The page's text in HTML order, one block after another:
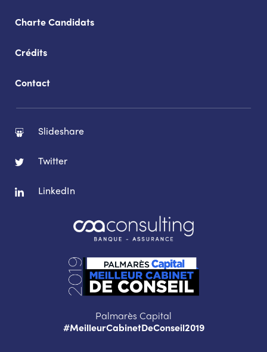
Palmarès Capital
#MeilleurCabinetDeConseil2019
Charte Candidats
Crédits
Contact
Slideshare
Twitter
LinkedIn